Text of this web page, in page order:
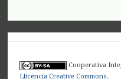
Cooperativa
Llicència Creative Commons.